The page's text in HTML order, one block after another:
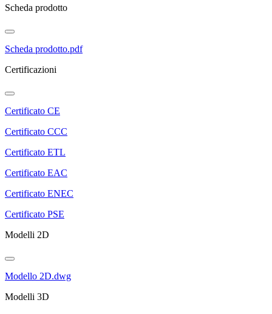
Scheda prodotto
Scheda prodotto.pdf
Certificazioni
Certificato CE
Certificato CCC
Certificato ETL
Certificato EAC
Certificato ENEC
Certificato PSE
Modelli 2D
Modello 2D.dwg
Modelli 3D